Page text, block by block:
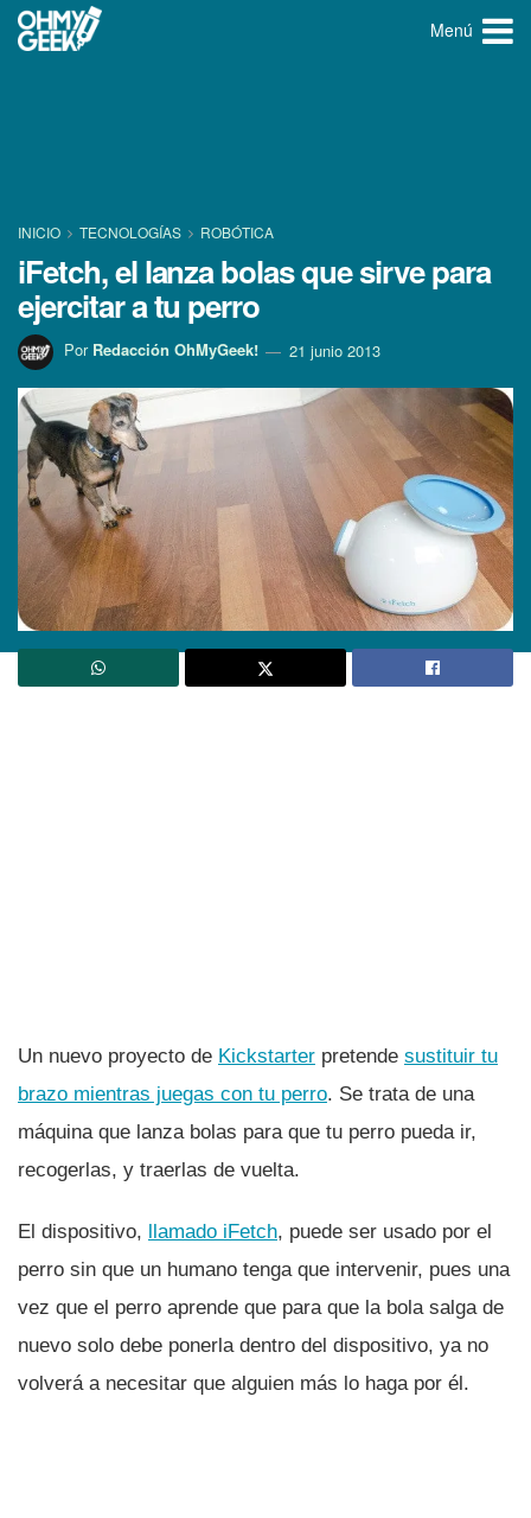
Menú
INICIO TECNOLOGÍ­AS ROBÓTICA
iFetch, el lanza bolas que sirve para
ejercitar a tu perro
Por Redacción OhMyGeek! 21 junio 2013
Un nuevo proyecto de Kickstarter pretende sustituir tu
brazo mientras juegas con tu perro. Se trata de una
máquina que lanza bolas para que tu perro pueda ir,
recogerlas, y traerlas de vuelta.
El dispositivo, llamado iFetch, puede ser usado por el
perro sin que un humano tenga que intervenir, pues una
vez que el perro aprende que para que la bola salga de
nuevo solo debe ponerla dentro del dispositivo, ya no
volverá a necesitar que alguien más lo haga por él.